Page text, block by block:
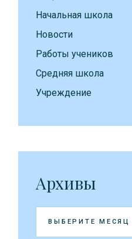
Начальная школа
Новости
Работы учеников
Средняя школа
Учреждение
Архивы
Архивы